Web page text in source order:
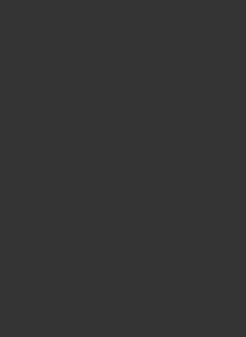
GmbH
550
- 0
- 444
E: 07º 08’ 07“